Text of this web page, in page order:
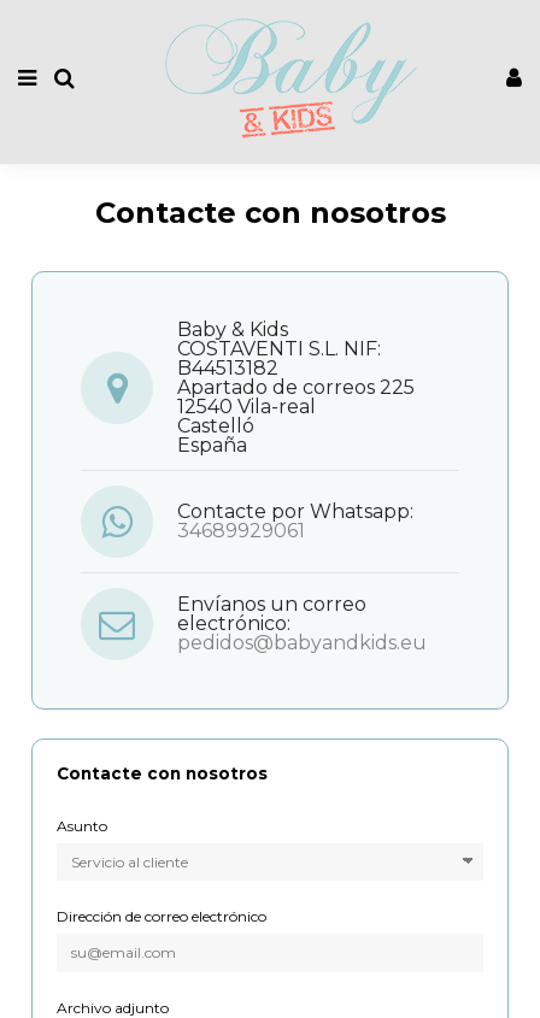
Contacte con nosotros
Baby & Kids
COSTAVENTI S.L. NIF:
B44513182
Apartado de correos 225
12540 Vila-real
Castelló
España
Contacte por Whatsapp:
34689929061
Envíanos un correo
electrónico:
pedidos@babyandkids.eu
Contacte con nosotros
Asunto
Dirección de correo electrónico
Archivo adjunto